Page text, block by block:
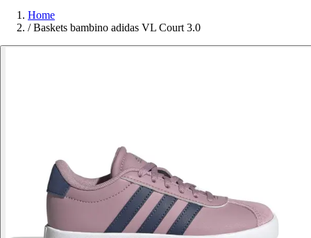
Home
/ Baskets bambino adidas VL Court 3.0